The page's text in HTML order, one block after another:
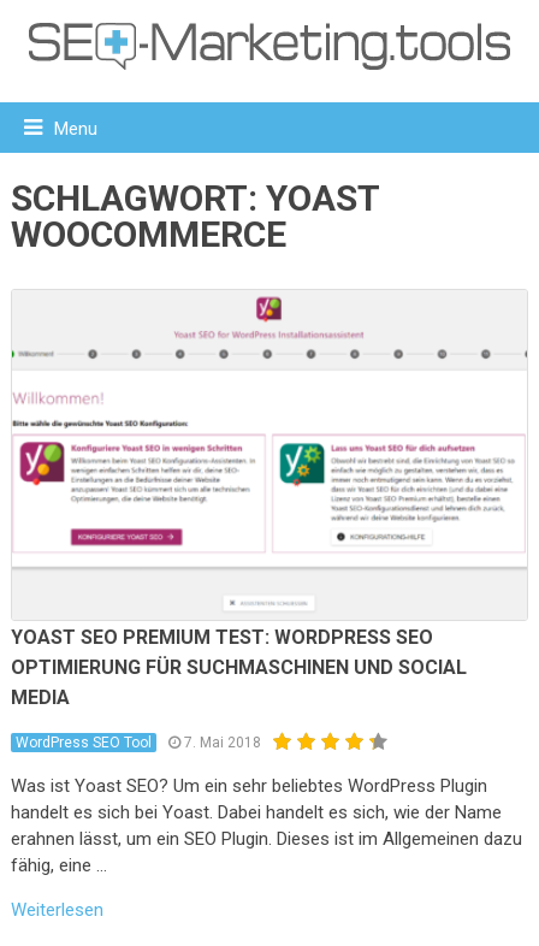
Menu
SCHLAGWORT: YOAST
WOOCOMMERCE
YOAST SEO PREMIUM TEST: WORDPRESS SEO
OPTIMIERUNG FÜR SUCHMASCHINEN UND SOCIAL
MEDIA
WordPress SEO Tool 7. Mai 2018
Was ist Yoast SEO? Um ein sehr beliebtes WordPress Plugin
handelt es sich bei Yoast. Dabei handelt es sich, wie der Name
erahnen lässt, um ein SEO Plugin. Dieses ist im Allgemeinen dazu
fähig, eine …
Weiterlesen